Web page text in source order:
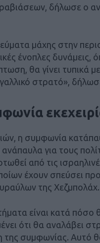
δήλωσε ο
μάχης στην
ένοπλες δυνάμεις,
θα γίνει τυπικά με
στρατό»,
η συμφωνία
για τους
από τις
έχουν σπεύσει
της Χεζμπολάχ.
είναι κατά πόσο
ότι θα αναλάβει
της συμφωνίας. Αυτό